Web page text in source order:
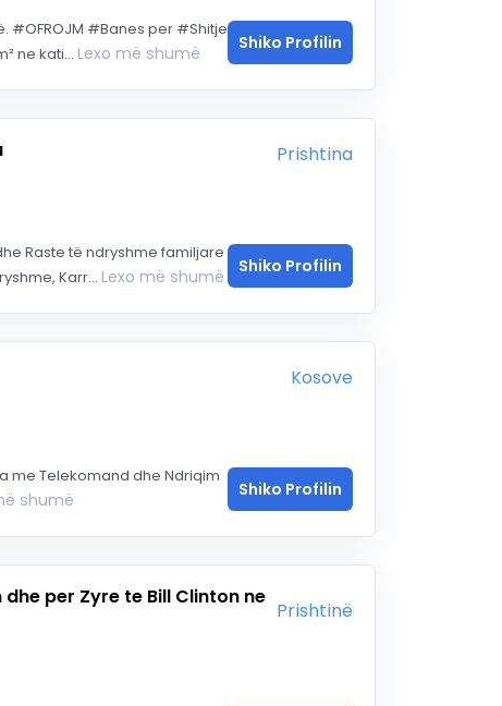
#OFROJM #Banes per #Shitje
ne kati... Lexo më shumë Shiko Profilin
Prishtina
Raste të ndryshme familjare
Karr... Lexo më shumë Shiko Profilin
Kosove
me Telekomand dhe Ndriqim
shumë Shiko Profilin
per Zyre te Bill Clinton ne
Prishtinë